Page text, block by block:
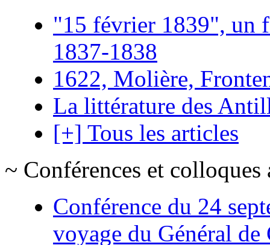
"15 février 1839", un
1837-1838
1622, Molière,
La littérature des
[+] Tous les articles
~ Conférences et
Conférence du 24
voyage du Général